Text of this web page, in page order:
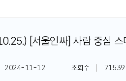
[서울인싸] 사람 중심
2024-11-12 조회수 71539